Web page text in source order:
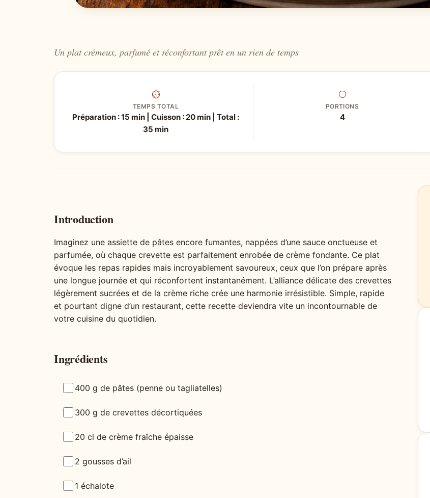
Un plat crémeux, parfumé et réconfortant prêt en un rien de temps
⏱
TEMPS TOTAL
Préparation : 15 min | Cuisson : 20 min | Total :
35 min
⚪
PORTIONS
4
Introduction
Imaginez une assiette de pâtes encore fumantes, nappées d’une sauce onctueuse et
parfumée, où chaque crevette est parfaitement enrobée de crème fondante. Ce plat
évoque les repas rapides mais incroyablement savoureux, ceux que l’on prépare après
une longue journée et qui réconfortent instantanément. L’alliance délicate des crevettes
légèrement sucrées et de la crème riche crée une harmonie irrésistible. Simple, rapide
et pourtant digne d’un restaurant, cette recette deviendra vite un incontournable de
votre cuisine du quotidien.
Ingrédients
400 g de pâtes (penne ou tagliatelles)
300 g de crevettes décortiquées
20 cl de crème fraîche épaisse
2 gousses d’ail
1 échalote